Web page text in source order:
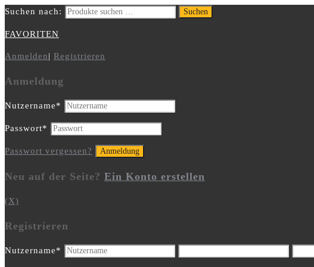
Suchen nach: Suchen
FAVORITEN
Anmelden| Registrieren
Anmeldung
Nutzername*
Passwort*
Passwort vergessen?
Neu auf der Seite? Ein Konto erstellen
(X)
Registrieren
Nutzername*